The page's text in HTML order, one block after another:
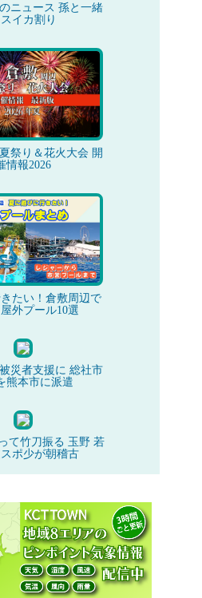
ニュース 孫と一緒
イカ割り
祭り＆花火大会 開
情報2026
たい！倉敷周辺で
外プール10選
災者支援に 総社市
熊本市に派遣
て竹刀振る 玉野 若
ポ少が朝稽古